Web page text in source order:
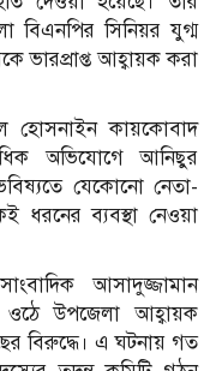
বিএনপির সিনিয়র যুগ্ম
ভারপ্রাপ্ত আহ্বায়ক করা
হোসনাইন কায়কোবাদ
অভিযোগে আনিছুর
যেকোনো নেতা-
ধরনের ব্যবস্থা নেওয়া
আসাদুজ্জামান
উপজেলা আহ্বায়ক
বিরুদ্ধে। এ ঘটনায় গত